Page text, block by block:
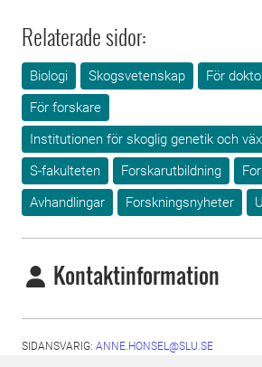
Relaterade sidor:
Biologi Skogsvetenskap
För
För forskare
Institutionen för skoglig genetik och
S-fakulteten
Forskarutbildning
Avhandlingar
Forskningsnyheter
Kontaktinformation
SIDANSVARIG: ANNE.HONSEL@SLU.SE